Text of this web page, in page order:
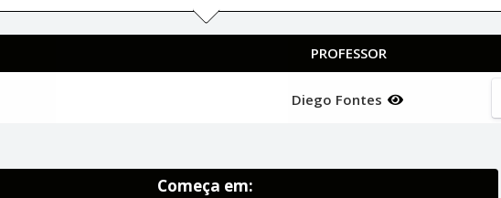
PROFESSOR
Diego Fontes
Começa em: